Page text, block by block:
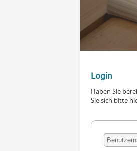
Login
Haben Sie
Sie sich bitte